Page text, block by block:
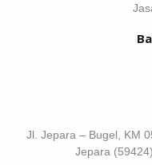
Jl. Jepara – Bugel, KM
Jepara